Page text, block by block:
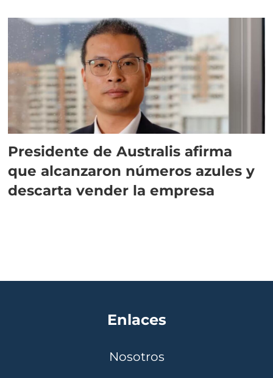
Presidente de Australis afirma
que alcanzaron números azules y
descarta vender la empresa
Enlaces
Nosotros